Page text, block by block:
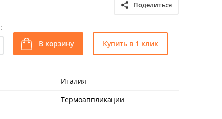
Поделиться
В корзину Купить в 1 клик
Италия
Термоаппликации